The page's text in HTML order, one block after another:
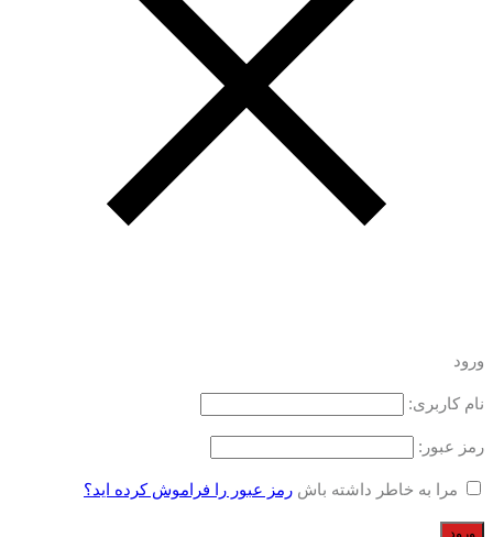
ورود
نام کاربری:
رمز عبور:
مرا به خاطر داشته باش رمز عبور را فراموش کرده اید؟